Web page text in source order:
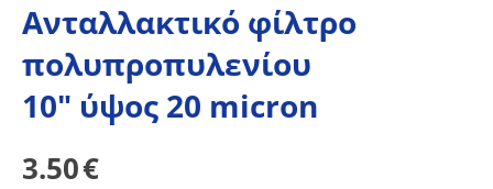
Ανταλλακτικό φίλτρο
πολυπροπυλενίου
10" ύψος 20 micron
3.50€